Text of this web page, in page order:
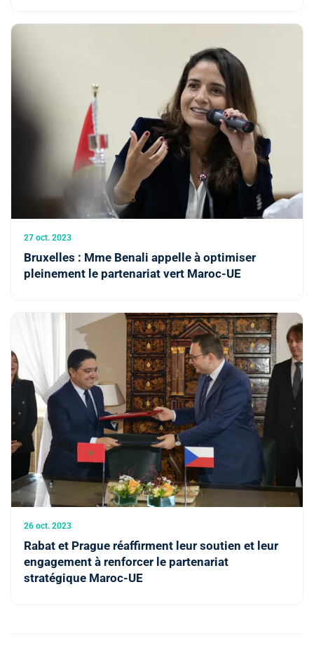
27 oct. 2023
Bruxelles : Mme Benali appelle à optimiser
pleinement le partenariat vert Maroc-UE
26 oct. 2023
Rabat et Prague réaffirment leur soutien et leur
engagement à renforcer le partenariat
stratégique Maroc-UE